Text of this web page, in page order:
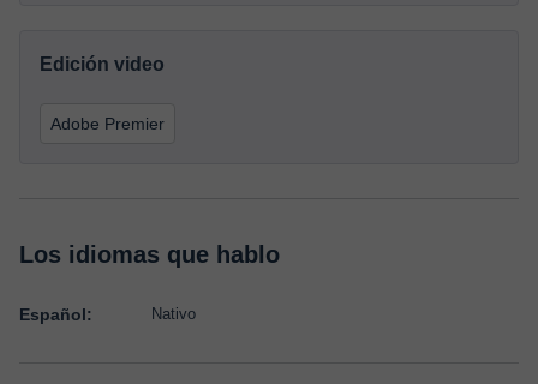
Edición video
Adobe Premier
Los idiomas que hablo
Español: Nativo